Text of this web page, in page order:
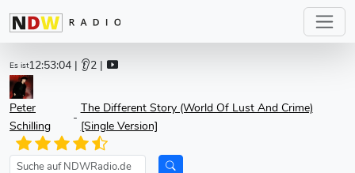
Es ist12:53:04 | 👂2 |
Peter
Schilling
-
The Different Story (World Of Lust And Crime)
[Single Version]